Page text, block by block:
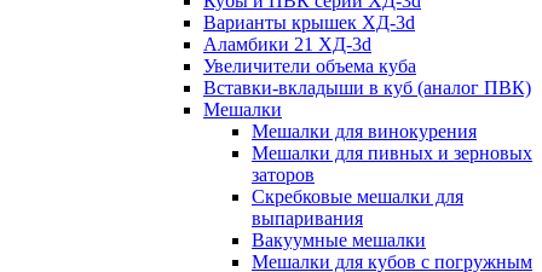
Варианты крышек ХД-3d
Аламбики 21 ХД-3d
Увеличители объема куба
Вставки-вкладыши в куб (аналог ПВК)
Мешалки
Мешалки для винокурения
Мешалки для пивных и зерновых
заторов
Скребковые мешалки для
выпаривания
Вакуумные мешалки
Мешалки для кубов с погружным